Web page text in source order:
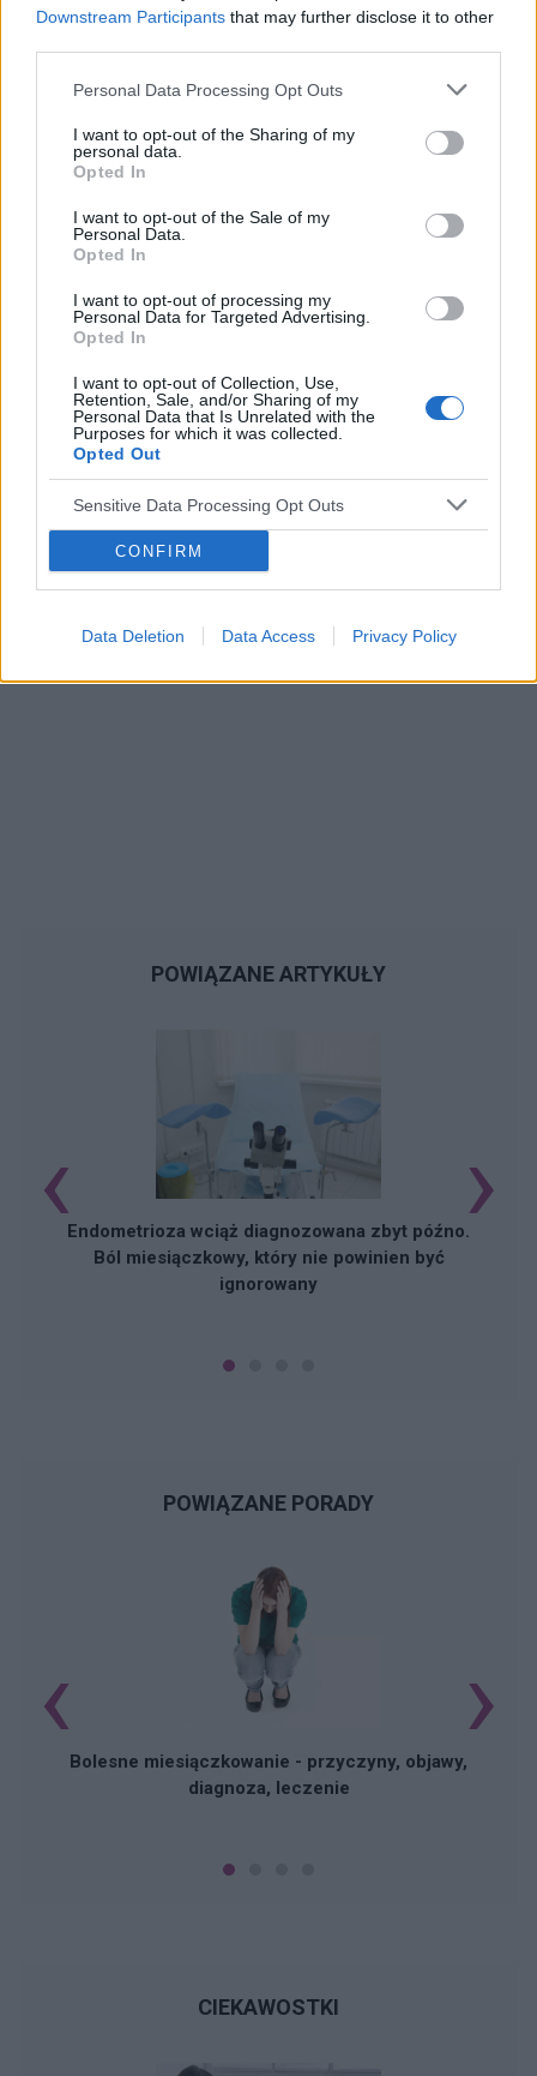
Downstream Participants that may further disclose it to other
Personal Data Processing Opt Outs
I want to opt-out of the Sharing of my
personal data.
Opted In
I want to opt-out of the Sale of my
Personal Data.
Opted In
I want to opt-out of processing my
Personal Data for Targeted Advertising.
Opted In
I want to opt-out of Collection, Use,
Retention, Sale, and/or Sharing of my
Personal Data that Is Unrelated with the
Purposes for which it was collected.
Opted Out
Sensitive Data Processing Opt Outs
CONFIRM
Data Deletion Data Access Privacy Policy
gość
w ciążę. Mam nieregularne cykle więc nie mogę
stwierdzić czy doszło do owulacji, jestem w 22
czasie da mi prawdziwy wynik żeby się nie
stresować na zapas czy w jakim czasie zrobić
Forum:
pacjentki
POWIĄZANE
Tematy
embolizacja mięśniaków macicy
ropień gruczołu bartholina opryszczka
Reklama:
POWIĄZANE ARTYKUŁY
Endometrioza wciąż diagnozowana zbyt późno.
Ból miesiączkowy, który nie powinien być
ignorowany
‹ ›
POWIĄZANE PORADY
Bolesne miesiączkowanie - przyczyny, objawy,
diagnoza, leczenie
‹ ›
CIEKAWOSTKI